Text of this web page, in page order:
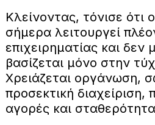
Κλείνοντας, τόνισε ότι
σήμερα λειτουργεί
επιχειρηματίας και δεν
βασίζεται μόνο στην
Χρειάζεται οργάνωση,
προσεκτική
αγορές και